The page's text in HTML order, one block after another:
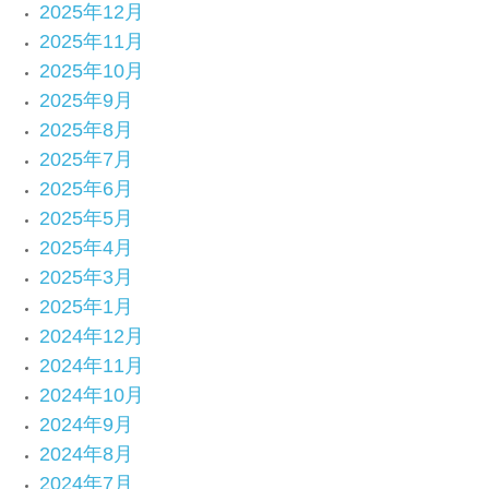
2025年12月
2025年11月
2025年10月
2025年9月
2025年8月
2025年7月
2025年6月
2025年5月
2025年4月
2025年3月
2025年1月
2024年12月
2024年11月
2024年10月
2024年9月
2024年8月
2024年7月